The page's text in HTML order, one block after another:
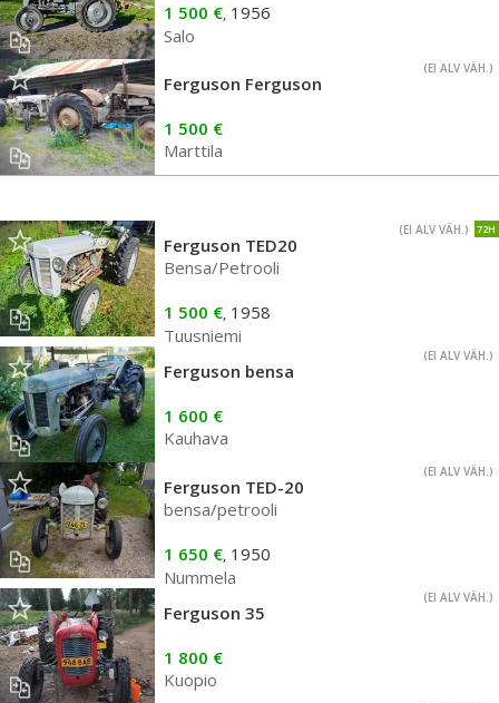
1 500 €, 1956
Salo
(EI ALV VÄH.)
Ferguson Ferguson
1 500 €
Marttila
72H
(EI ALV VÄH.)
Ferguson TED20
Bensa/Petrooli
1 500 €, 1958
Tuusniemi
(EI ALV VÄH.)
Ferguson bensa
1 600 €
Kauhava
(EI ALV VÄH.)
Ferguson TED-20
bensa/petrooli
1 650 €, 1950
Nummela
(EI ALV VÄH.)
Ferguson 35
1 800 €
Kuopio